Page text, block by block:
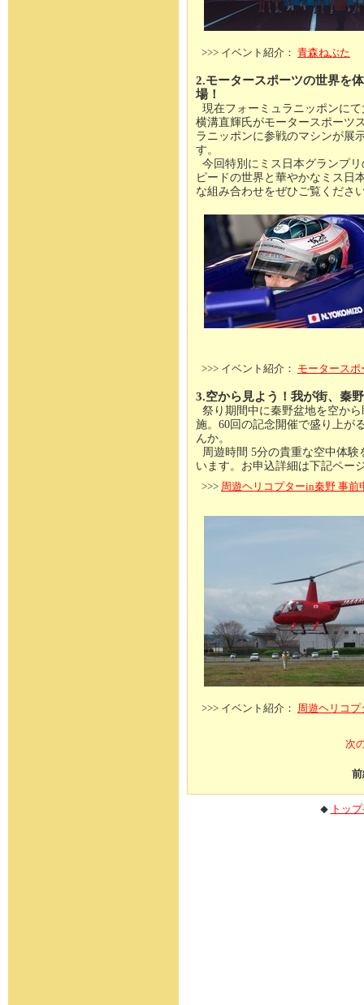
>>> イベント紹介： 青森ねぶた
2.モータースポーツの世界を
場！
現在フォーミュラニッポンに
横溝直輝氏がモータースポーツ
ラニッポンに参戦のマシンが展
す。
今回特別にミス日本グランプ
ピードの世界と華やかなミス日
な組み合わせをぜひご覧くださ
>>> イベント紹介： モータース
3.空から見よう！我が街、秦
祭り期間中に秦野盆地を空か
施。60回の記念開催で盛り上が
んか。
周遊時間 5分の貴重な空中体
います。お申込詳細は下記ペー
>>> 周遊ヘリコプターin秦野 事前
>>> イベント紹介： 周遊ヘリコ
次
前
◆ トッ